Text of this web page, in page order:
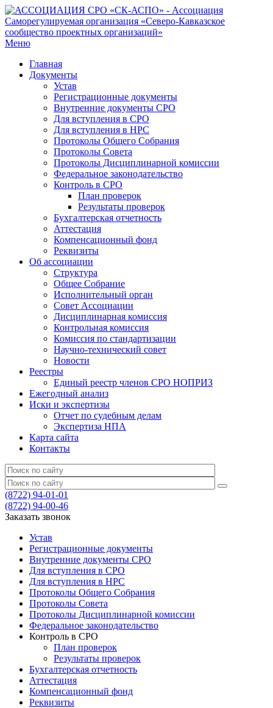
Меню
Главная
Документы
Устав
Регистрационные документы
Внутренние документы СРО
Для вступления в СРО
Для вступления в НРС
Протоколы Общего Собрания
Протоколы Совета
Протоколы Дисциплинарной комиссии
Федеральное законодательство
Контроль в СРО
План проверок
Результаты проверок
Бухгалтерская отчетность
Аттестация
Компенсационный фонд
Реквизиты
Об ассоциации
Структура
Общее Собрание
Исполнительный орган
Совет Ассоциации
Дисциплинарная комиссия
Контрольная комиссия
Комиссия по стандартизации
Научно-технический совет
Новости
Реестры
Единый реестр членов СРО НОПРИЗ
Ежегодный анализ
Иски и экспертизы
Отчет по судебным делам
Экспертиза НПА
Карта сайта
Контакты
(8722) 94-01-01
(8722) 94-00-46
Заказать звонок
Устав
Регистрационные документы
Внутренние документы СРО
Для вступления в СРО
Для вступления в НРС
Протоколы Общего Собрания
Протоколы Совета
Протоколы Дисциплинарной комиссии
Федеральное законодательство
Контроль в СРО
План проверок
Результаты проверок
Бухгалтерская отчетность
Аттестация
Компенсационный фонд
Реквизиты